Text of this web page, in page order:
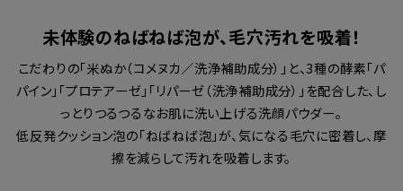
未体験のねばねば泡が、毛穴汚れを吸着！
こだわりの「米ぬか（コメヌカ／洗浄補助成分）」と、3種の酵素「パ
パイン」「プロテアーゼ」「リパーゼ（洗浄補助成分）」を配合した、し
っとりつるつるなお肌に洗い上げる洗顔パウダー。
低反発クッション泡の「ねばねば泡」が、気になる毛穴に密着し、摩
擦を減らして汚れを吸着します。